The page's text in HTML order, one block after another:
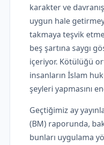
karakter ve
uygun hale
takmaya teşvik
beş şartına saygı
içeriyor. Kötülüğü
insanların İslam
şeyleri yapmasını
Geçtiğimiz ay
(BM) raporunda,
bunları uygulama